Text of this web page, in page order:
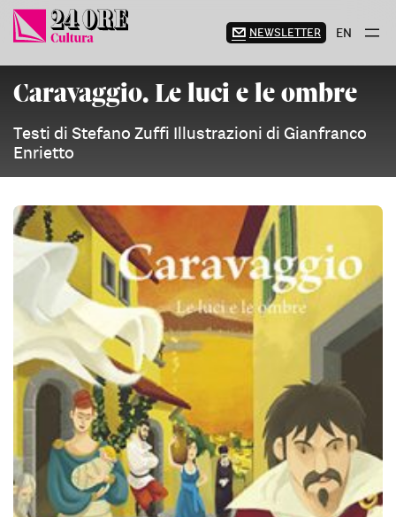
Vai
contenuto
NEWSLETTER EN
Caravaggio. Le luci e le ombre
Testi di Stefano Zuffi Illustrazioni di Gianfranco
Enrietto